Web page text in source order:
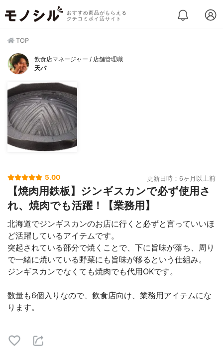
おすすめ商品がもらえる
クチコミポイ活サイト
TOP
飲食店マネージャー / 店舗管理職
天パ
5.00 更新日時：6ヶ月以上前
【焼肉用鉄板】ジンギスカンで必ず使用さ
れ、焼肉でも活躍！【業務用】
北海道でジンギスカンのお店に行くと必ずと言っていいほ
ど活躍しているアイテムです。
突起されている部分で焼くことで、下に旨味が落ち、周り
で一緒に焼いている野菜にも旨味が移るという仕組み。
ジンギスカンでなくても焼肉でも代用OKです。
数量も6個入りなので、飲食店向け、業務用アイテムにな
ります。